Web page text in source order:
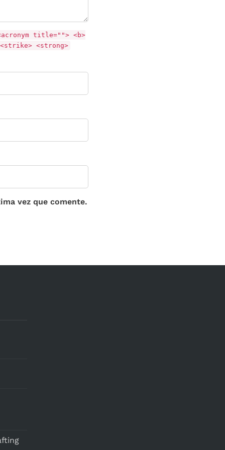
title=""> <b>
<strong>
vez que comente.